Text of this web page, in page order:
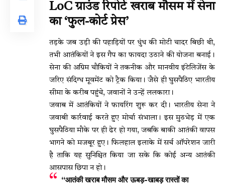
LoC ग्राउंड रिपोर्ट खराब मौसम में सेना
का ‘फुल-कोर्ट प्रेस’
तड़के जब उड़ी की पहाड़ियों पर धुंध की मोटी चादर बिछी थी,
तभी आतंकियों ने इस गैप का फायदा उठाने की योजना बनाई।
सेना की अग्रिम चौकियों ने तकनीक और मानवीय इंटेलिजेंस के
जरिए संदिग्ध मूवमेंट को ट्रैक किया। जैसे ही घुसपैठिए भारतीय
सीमा के करीब पहुंचे, जवानों ने उन्हें ललकारा।
जवाब में आतंकियों ने फायरिंग शुरू कर दी। भारतीय सेना ने
जवाबी कार्रवाई करते हुए मोर्चा संभाला। इस मुठभेड़ में एक
घुसपैठिया मौके पर ही ढेर हो गया, जबकि बाकी आतंकी वापस
भागने को मजबूर हुए। फिलहाल इलाके में सर्च ऑपरेशन जारी
है ताकि यह सुनिश्चित किया जा सके कि कोई अन्य आतंकी
आसपास छिपा न हो।
“आतंकी खराब मौसम और ऊबड़-खाबड़ रास्तों का